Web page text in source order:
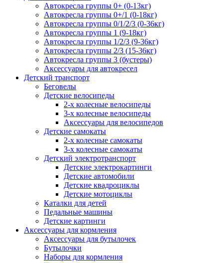
Автокресла группы 0+ (0-13кг)
Автокресла группы 0+/1 (0-18кг)
Автокресла группы 0/1/2/3 (0-36кг)
Автокресла группы 1 (9-18кг)
Автокресла группы 1/2/3 (9-36кг)
Автокресла группы 2/3 (15-36кг)
Автокресла группы 3 (бустеры)
Аксессуары для автокресел
Детский транспорт
Беговелы
Детские велосипеды
2-х колесные велосипеды
3-х колесные велосипеды
Аксессуары для велосипедов
Детские самокаты
2-х колесные самокаты
3-х колесные самокаты
Детский электротранспорт
Детские электрокартинги
Детские автомобили
Детские квадроциклы
Детские мотоциклы
Каталки для детей
Педальные машины
Детские картинги
Аксессуары для кормления
Аксессуары для бутылочек
Бутылочки
Наборы для кормления